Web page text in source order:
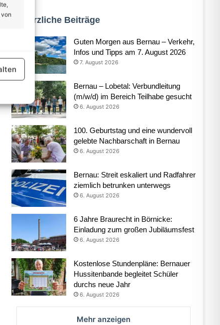
aktiv
Kürzliche Beiträge
Guten Morgen aus Bernau – Verkehr,
Infos und Tipps am 7. August 2026
7. August 2026
Bernau – Lobetal: Verbundleitung
(m/w/d) im Bereich Teilhabe gesucht
6. August 2026
100. Geburtstag und eine wundervoll
gelebte Nachbarschaft in Bernau
6. August 2026
Bernau: Streit eskaliert und Radfahrer
ziemlich betrunken unterwegs
6. August 2026
6 Jahre Braurecht in Börnicke:
Einladung zum großen Jubiläumsfest
6. August 2026
Kostenlose Stundenpläne: Bernauer
Hussitenbande begleitet Schüler
durchs neue Jahr
6. August 2026
Mehr anzeigen